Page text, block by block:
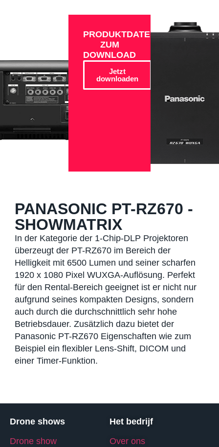
PRODUKTDATEN
ZUM
DOWNLOAD
Jetzt
downloaden
PANASONIC PT-RZ670 -
SHOWMATRIX
In der Kategorie der 1-Chip-DLP Projektoren
überzeugt der PT-RZ670 im Bereich der
Helligkeit mit 6500 Lumen und seiner scharfen
1920 x 1080 Pixel WUXGA-Auflösung. Perfekt
für den Rental-Bereich geeignet ist er nicht nur
aufgrund seines kompakten Designs, sondern
auch durch die durchschnittlich sehr hohe
Betriebsdauer. Zusätzlich dazu bietet der
Panasonic PT-RZ670 Eigenschaften wie zum
Beispiel ein flexibler Lens-Shift, DICOM und
einer Timer-Funktion.
Drone shows
Drone show
Het bedrijf
Over ons